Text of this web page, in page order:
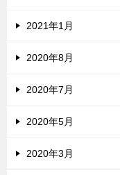
2021年1月
2020年8月
2020年7月
2020年5月
2020年3月